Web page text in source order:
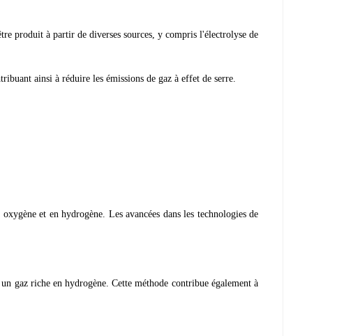
produit à partir de diverses sources, y compris l'électrolyse de
ainsi à réduire les émissions de gaz à effet de serre.
et en hydrogène. Les avancées dans les technologies de
gaz riche en hydrogène. Cette méthode contribue également à